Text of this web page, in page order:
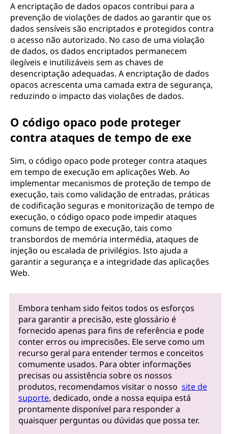
A encriptação de dados opacos contribui para a
prevenção de violações de dados ao garantir que os
dados sensíveis são encriptados e protegidos contra
o acesso não autorizado. No caso de uma violação
de dados, os dados encriptados permanecem
ilegíveis e inutilizáveis sem as chaves de
desencriptação adequadas. A encriptação de dados
opacos acrescenta uma camada extra de segurança,
reduzindo o impacto das violações de dados.
O código opaco pode proteger
contra ataques de tempo de exe
Sim, o código opaco pode proteger contra ataques
em tempo de execução em aplicações Web. Ao
implementar mecanismos de proteção de tempo de
execução, tais como validação de entradas, práticas
de codificação seguras e monitorização de tempo de
execução, o código opaco pode impedir ataques
comuns de tempo de execução, tais como
transbordos de memória intermédia, ataques de
injeção ou escalada de privilégios. Isto ajuda a
garantir a segurança e a integridade das aplicações
Web.
Embora tenham sido feitos todos os esforços
para garantir a precisão, este glossário é
fornecido apenas para fins de referência e pode
conter erros ou imprecisões. Ele serve como um
recurso geral para entender termos e conceitos
comumente usados. Para obter informações
precisas ou assistência sobre os nossos
produtos, recomendamos visitar o nosso site de
suporte, dedicado, onde a nossa equipa está
prontamente disponível para responder a
quaisquer perguntas ou dúvidas que possa ter.